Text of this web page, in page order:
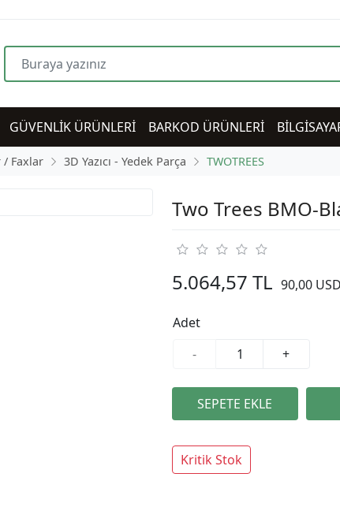
GÜVENLİK ÜRÜNLERİ BARKOD ÜRÜNLERİ
/ Faxlar 3D Yazıcı - Yedek Parça TWOTREES
Two Trees BMO-
5.064,57 TL 90,00
Adet
-
+
Kritik Stok